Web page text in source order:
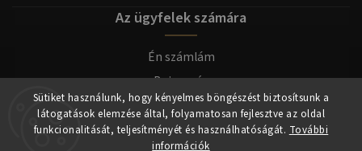
Sütiket használunk, hogy kényelmes böngészést biztosítsunk a
látogatások elemzése által, folyamatosan fejlesztve az oldal
funkcionalitását, teljesítményét és használhatóságát. További
információk
Az ügyfelek számára
Én számlám
Bejegyzés
Bejelentkezés